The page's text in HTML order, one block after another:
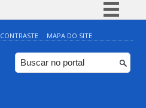
Simplifique!
Comunica BR
Participe
MAPA DO SITE